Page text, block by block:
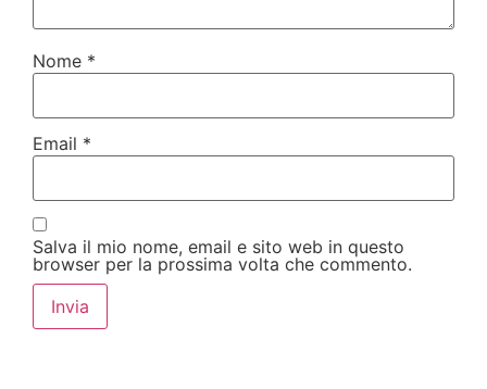
Nome *
Email *
Salva il mio nome, email e sito web in questo
browser per la prossima volta che commento.